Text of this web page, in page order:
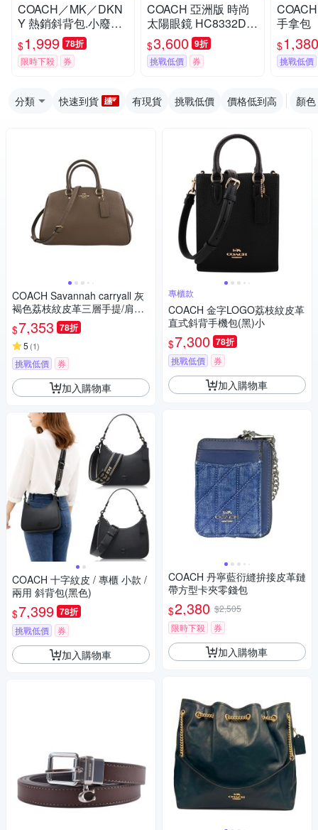
COACH／MK／DKN
Y 熱銷斜背包.小廢包
多款供選
$1,999 78折
限時下殺 券
COACH 亞洲版 時尚
太陽眼鏡 HC8332D H
C8368D HC8429D H
C8430D HC8445D 多
款任選 公司貨(加贈掛
$3,600 9折
挑戰低價 券
手拿包
$1,380
挑戰低價
分類 快速到貨 有現貨 挑戰低價 價格低到高 顏色
COACH Savannah carryall 灰
褐色荔枝紋皮革三層手提/肩斜
背包(大款)
$7,353 78折
5 (1)
挑戰低價 券
加入購物車
COACH 十字紋皮 / 專櫃 小款 /
兩用 斜背包(黑色)
$7,399 78折
挑戰低價 券
加入購物車
專櫃款
COACH 金字LOGO荔枝紋皮革
直式斜背手機包(黑)小
$7,300 78折
挑戰低價 券
加入購物車
COACH 丹寧藍衍縫拚接皮革鏈
帶方型卡夾零錢包
$2,380 $2,505
限時下殺
券
加入購物車